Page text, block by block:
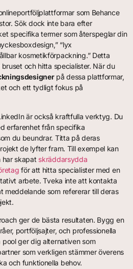
som Behance
Sök dock inte bara efter
specifika termer som återspeglar din
“lyx
kosmetikförpackning.” Detta
och hitta specialister. När du
på dessa plattformar,
och ett tydligt fokus på
är också kraftfulla verktyg. Du
erfarenhet från specifika
du beundrar. Titta på deras
de lyfter fram. Till exempel kan
har skapat skräddarsydda
för att hitta specialister med en
arbete. Tveka inte att kontakta
som refererar till deras
ger de bästa resultaten. Bygg en
portföljsajter, och professionella
ger dig alternativen som
som verkligen stämmer överens
och funktionella behov.